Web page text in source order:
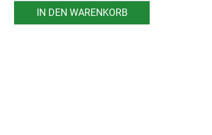
IN DEN WARENKORB